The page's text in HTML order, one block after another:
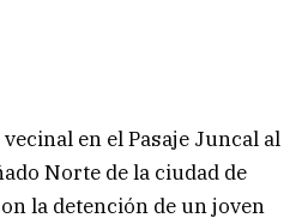
en el Pasaje Juncal al
Norte de la ciudad de
la detención de un joven